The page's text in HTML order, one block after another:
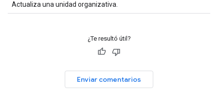
Actualiza una unidad organizativa.
¿Te resultó útil?
Enviar comentarios